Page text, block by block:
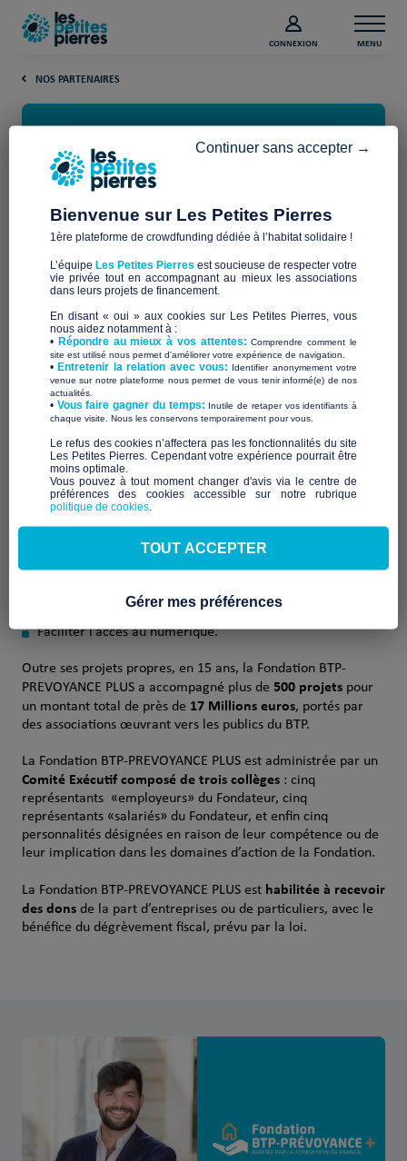
CONNEXION MENU
NOS PARTENAIRES
La Fondation BTP-PREVOYANCE
PLUS
Créée en 2005 par les partenaires sociaux du BTP et abritée
par laFondation de France, laFondation BTP-PREVOYANCE
PLUSsoutient l’innovation sociale en faveur desfemmes et
des hommes du Bâtimentet des Travaux publics.
Cette structure dugroupe PRO BTPfinance des actions,
sélectionnés pour leur innovation et leur utilité sociale, et
profitant aux jeunes, aux salariés et aux retraités de ce
secteur.
Ses actions visent à :
Soutenir les nouvelles générations,
Accompagner la transition écologique,
Faciliter l’accès au numérique.
Outre ses projets propres, en 15 ans, la Fondation BTP-
PREVOYANCE PLUS a accompagné plus de 500 projetspour
un montant total de près de 17 Millions euros, portés par
des associations œuvrant vers les publics du BTP.
La Fondation BTP-PREVOYANCE PLUS est administrée par un
Comité Exécutif composé de trois collèges: cinq
représentants «employeurs» du Fondateur, cinq
représentants «salariés» du Fondateur, et enfin cinq
personnalités désignées en raison de leur compétence ou de
leur implication dans les domaines d’action de la Fondation.
La Fondation BTP-PREVOYANCE PLUS est habilitée à recevoir
des donsde la part d’entreprises ou de particuliers, avec le
bénéfice du dégrèvement fiscal, prévu par la loi.
Bienvenue sur Les Petites Pierres
1ère plateforme de crowdfunding dédiée à l’habitat solidaire !
L’équipe Les Petites Pierres est soucieuse de respecter votre
vie privée tout en accompagnant au mieux les associations
dans leurs projets de financement.
En disant « oui » aux cookies sur Les Petites Pierres, vous
nous aidez notamment à :
• Répondre au mieux à vos attentes:Comprendre comment le
site est utilisé nous permet d'améliorer votre expérience de navigation.
•Entretenir la relation avec vous: Identifier anonymement votre
venue sur notre plateforme nous permet de vous tenir informé(e) de nos
actualités.
​• Vous faire gagner du temps: Inutile de retaper vos identifiants à
chaque visite. Nous les conservons temporairement pour vous.
​Le refus des cookies n’affectera pas les fonctionnalités du site
Les Petites Pierres. Cependant votre expérience pourrait être
moins optimale.​
Vous pouvez à tout moment changer d'avis via le centre de
préférences des cookies accessible sur notre rubrique
politique de cookies
Continuer sans accepter →
TOUT ACCEPTER
Gérer mes préférences